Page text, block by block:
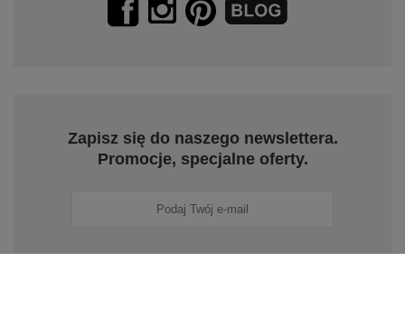
Zapisz się do naszego newslettera.
Promocje, specjalne oferty.